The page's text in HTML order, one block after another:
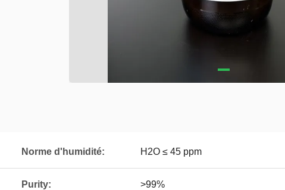
Norme d'humidité: H2O ≤ 45 ppm
Purity: >99%